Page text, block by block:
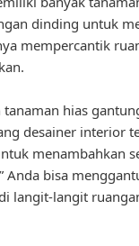
dinding untuk
mempercantik
hias
desainer interior
menambahkan
bisa
langit-langit